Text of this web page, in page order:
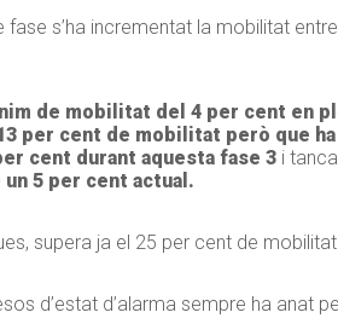
s’ha incrementat la mobilitat
de mobilitat del 4 per cent en
per cent de mobilitat però que
cent durant aquesta fase 3 i tanca
5 per cent actual.
supera ja el 25 per cent de
d’estat d’alarma sempre ha anat